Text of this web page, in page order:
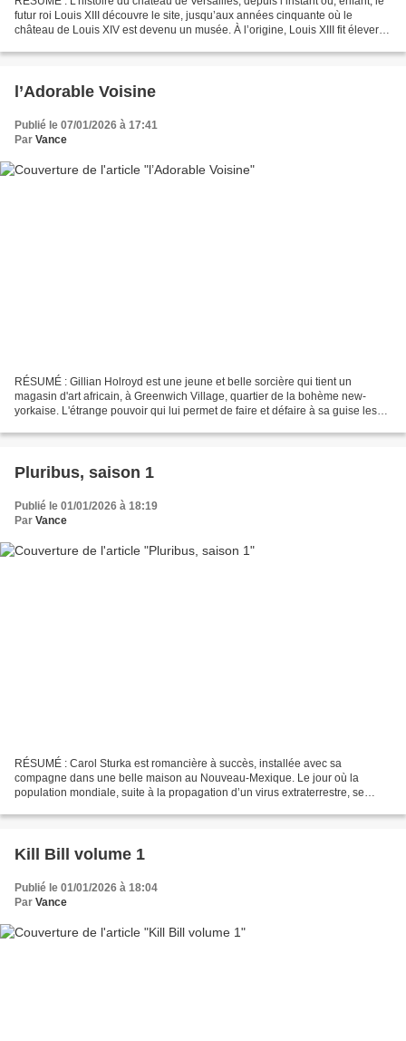
futur roi Louis XIII découvre le site, jusqu’aux années cinquante où le
château de Louis XIV est devenu un musée. À l’origine, Louis XIII fit élever
l’Adorable Voisine
Publié le 07/01/2026 à 17:41
Par Vance
RÉSUMÉ : Gillian Holroyd est une jeune et belle sorcière qui tient un
magasin d'art africain, à Greenwich Village, quartier de la bohème new-
yorkaise. L'étrange pouvoir qui lui permet de faire et défaire à sa guise les
Pluribus, saison 1
Publié le 01/01/2026 à 18:19
Par Vance
RÉSUMÉ : Carol Sturka est romancière à succès, installée avec sa
compagne dans une belle maison au Nouveau-Mexique. Le jour où la
population mondiale, suite à la propagation d’un virus extraterrestre, se
Kill Bill volume 1
Publié le 01/01/2026 à 18:04
Par Vance